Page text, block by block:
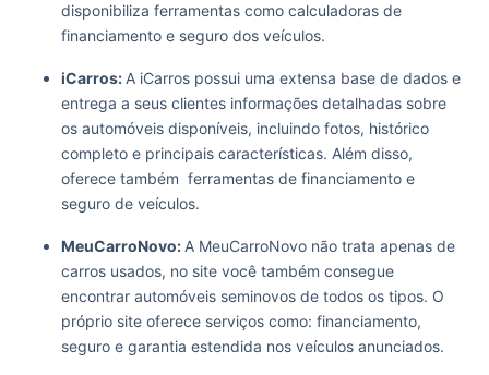
disponibiliza ferramentas como calculadoras de
financiamento e seguro dos veículos.
iCarros: A iCarros possui uma extensa base de dados e
entrega a seus clientes informações detalhadas sobre
os automóveis disponíveis, incluindo fotos, histórico
completo e principais características. Além disso,
oferece também ferramentas de financiamento e
seguro de veículos.
MeuCarroNovo: A MeuCarroNovo não trata apenas de
carros usados, no site você também consegue
encontrar automóveis seminovos de todos os tipos. O
próprio site oferece serviços como: financiamento,
seguro e garantia estendida nos veículos anunciados.